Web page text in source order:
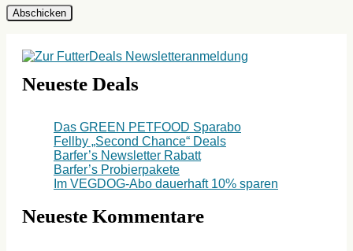
Neueste Deals
Das GREEN PETFOOD Sparabo
Fellby „Second Chance“ Deals
Barfer’s Newsletter Rabatt
Barfer’s Probierpakete
Im VEGDOG-Abo dauerhaft 10% sparen
Neueste Kommentare